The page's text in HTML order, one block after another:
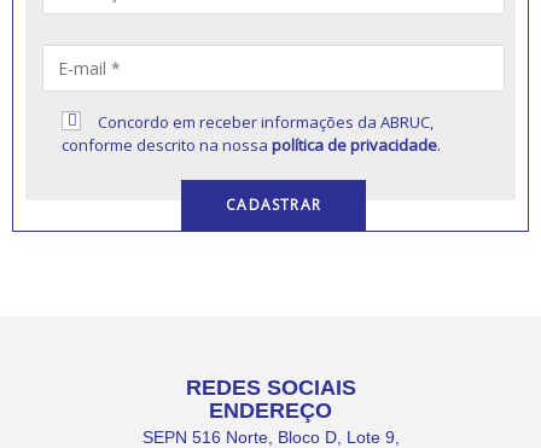
Concordo em receber informações da ABRUC,
conforme descrito na nossapolítica de privacidade.
REDES SOCIAIS
ENDEREÇO
SEPN 516 Norte, Bloco D, Lote 9,